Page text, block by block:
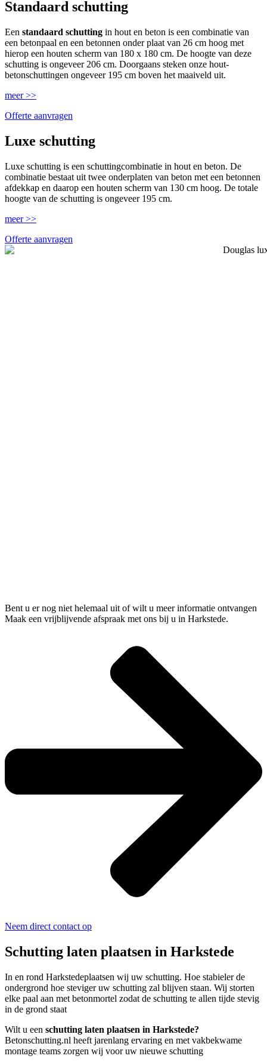
Standaard schutting
Een standaard schutting in hout en beton is een combinatie van
een betonpaal en een betonnen onder plaat van 26 cm hoog met
hierop een houten scherm van 180 x 180 cm. De hoogte van deze
schutting is ongeveer 206 cm. Doorgaans steken onze hout-
betonschuttingen ongeveer 195 cm boven het maaiveld uit.
meer >>
Offerte aanvragen
Luxe schutting
Luxe schutting is een schuttingcombinatie in hout en beton. De
combinatie bestaat uit twee onderplaten van beton met een betonnen
afdekkap en daarop een houten scherm van 130 cm hoog. De totale
hoogte van de schutting is ongeveer 195 cm.
meer >>
Offerte aanvragen
Bent u er nog niet helemaal uit of wilt u meer informatie ontvangen
Maak een vrijblijvende afspraak met ons bij u in Harkstede.
Neem direct contact op
Schutting laten plaatsen in Harkstede
In en rond Harkstedeplaatsen wij uw schutting. Hoe stabieler de
ondergrond hoe steviger uw schutting zal blijven staan. Wij storten
elke paal aan met betonmortel zodat de schutting te allen tijde stevig
in de grond staat
Wilt u een schutting laten plaatsen in Harkstede?
Betonschutting.nl heeft jarenlang ervaring en met vakbekwame
montage teams zorgen wij voor uw nieuwe schutting